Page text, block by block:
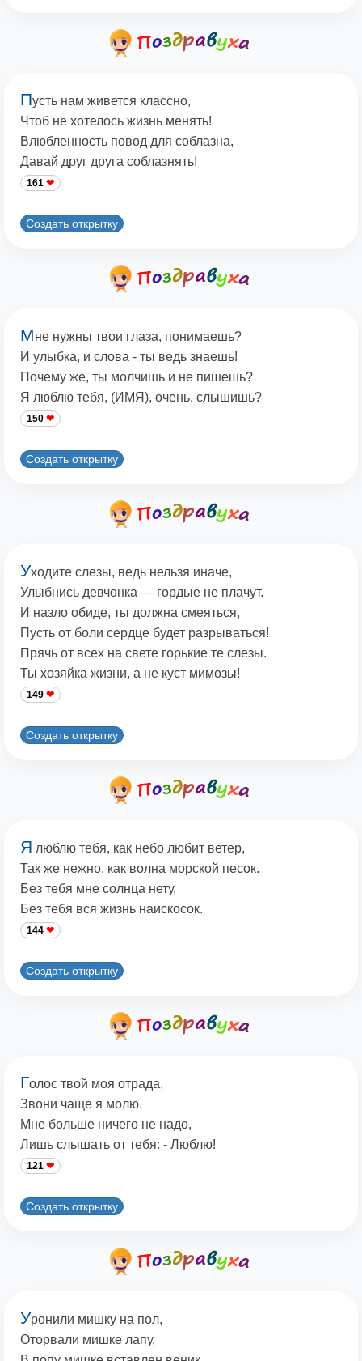
Пусть нам живется классно,
Чтоб не хотелось жизнь менять!
Влюбленность повод для соблазна,
Давай друг друга соблазнять!
161
Создать открытку
Мне нужны твои глаза, понимаешь?
И улыбка, и слова - ты ведь знаешь!
Почему же, ты молчишь и не пишешь?
Я люблю тебя, (ИМЯ), очень, слышишь?
150
Создать открытку
Уходите слезы, ведь нельзя иначе,
Улыбнись девчонка — гордые не плачут.
И назло обиде, ты должна смеяться,
Пусть от боли сердце будет разрываться!
Прячь от всех на свете горькие те слезы.
Ты хозяйка жизни, а не куст мимозы!
149
Создать открытку
Я люблю тебя, как небо любит ветер,
Так же нежно, как волна морской песок.
Без тебя мне солнца нету,
Без тебя вся жизнь наискосок.
144
Создать открытку
Голос твой моя отрада,
Звони чаще я молю.
Мне больше ничего не надо,
Лишь слышать от тебя: - Люблю!
121
Создать открытку
Уронили мишку на пол,
Оторвали мишке лапу,